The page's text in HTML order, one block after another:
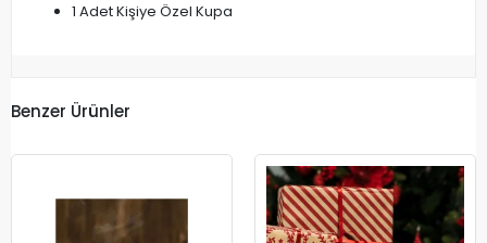
1 Adet Kişiye Özel Kupa
Benzer Ürünler